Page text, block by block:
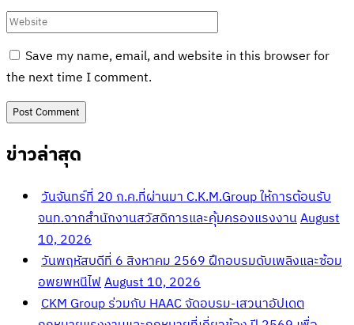
Save my name, email, and website in this browser for
the next time I comment.
ข่าวล่าสุด
วันจันทร์ที่ 20 ก.ค.ที่ผ่านมา C.K.M.Group ให้การต้อนรับ
จนท.จากสำนักงานสวัสดิการและคุ้มครองแรงงานAugust
10, 2026
วันพฤหัสบดีที่ 6 สิงหาคม 2569 ฝึกอบรมดับเพลิงและซ้อม
อพยพหนีไฟAugust 10, 2026
CKM Group ร่วมกับ HAAC จัดอบรม-เสวนาอัปเดต